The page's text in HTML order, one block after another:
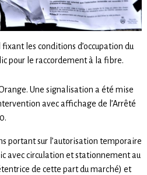
les conditions d’occupation du
pour le raccordement à la fibre.
Une signalisation a été mise
avec affichage de l’Arrêté
portant sur l’autorisation temporaire
avec circulation et stationnement au
de cette part du marché) et